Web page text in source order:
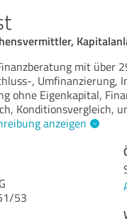
mit über
, Umfinanzierung,
ohne Eigenkapital,
Konditionsvergleich,
anzeigen
53